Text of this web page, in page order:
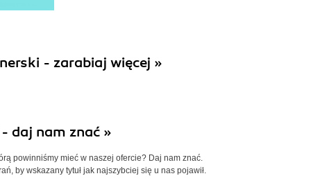
- zarabiaj więcej »
daj nam znać »
powinniśmy mieć w naszej ofercie? Daj nam znać.
by wskazany tytuł jak najszybciej się u nas pojawił.